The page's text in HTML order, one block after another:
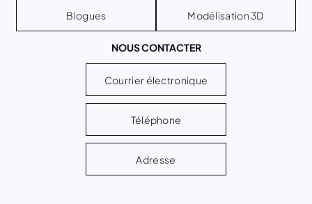
Blogues Modélisation 3D
NOUS CONTACTER
Courrier électronique
Téléphone
Adresse